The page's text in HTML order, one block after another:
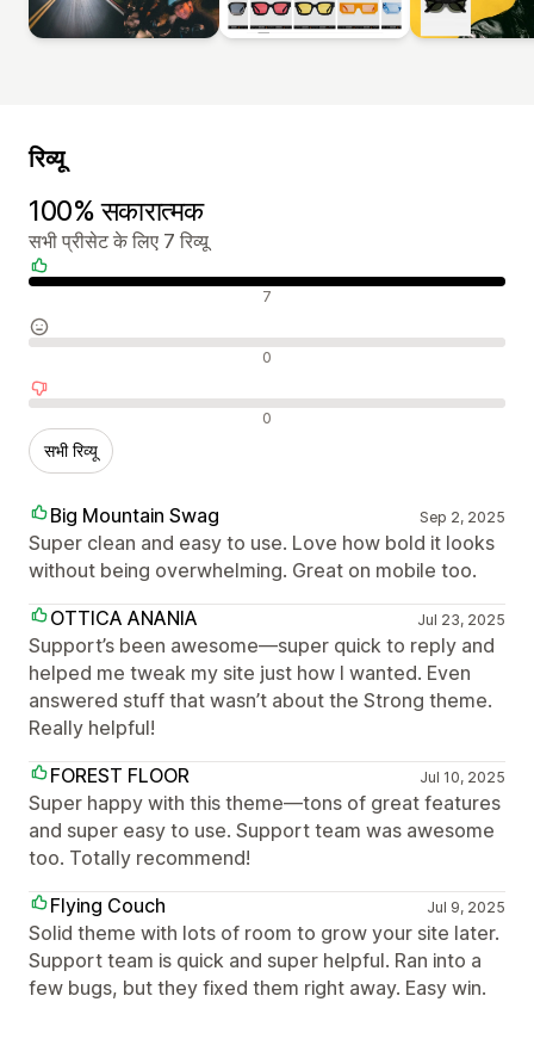
रिव्यू
100% सकारात्मक
सभी प्रीसेट के लिए 7 रिव्यू
सकारात्मक रिव्यू 7
न्यूट्रल रिव्यू 0
नकारात्मक रिव्यू 0
सभी रिव्यू
Big Mountain Swag Sep 2, 2025
Super clean and easy to use. Love how bold it looks
without being overwhelming. Great on mobile too.
OTTICA ANANIA
Jul 23, 2025
Support’s been awesome—super quick to reply and
helped me tweak my site just how I wanted. Even
answered stuff that wasn’t about the Strong theme.
Really helpful!
FOREST FLOOR
Jul 10, 2025
Super happy with this theme—tons of great features
and super easy to use. Support team was awesome
too. Totally recommend!
Flying Couch
Jul 9, 2025
Solid theme with lots of room to grow your site later.
Support team is quick and super helpful. Ran into a
few bugs, but they fixed them right away. Easy win.